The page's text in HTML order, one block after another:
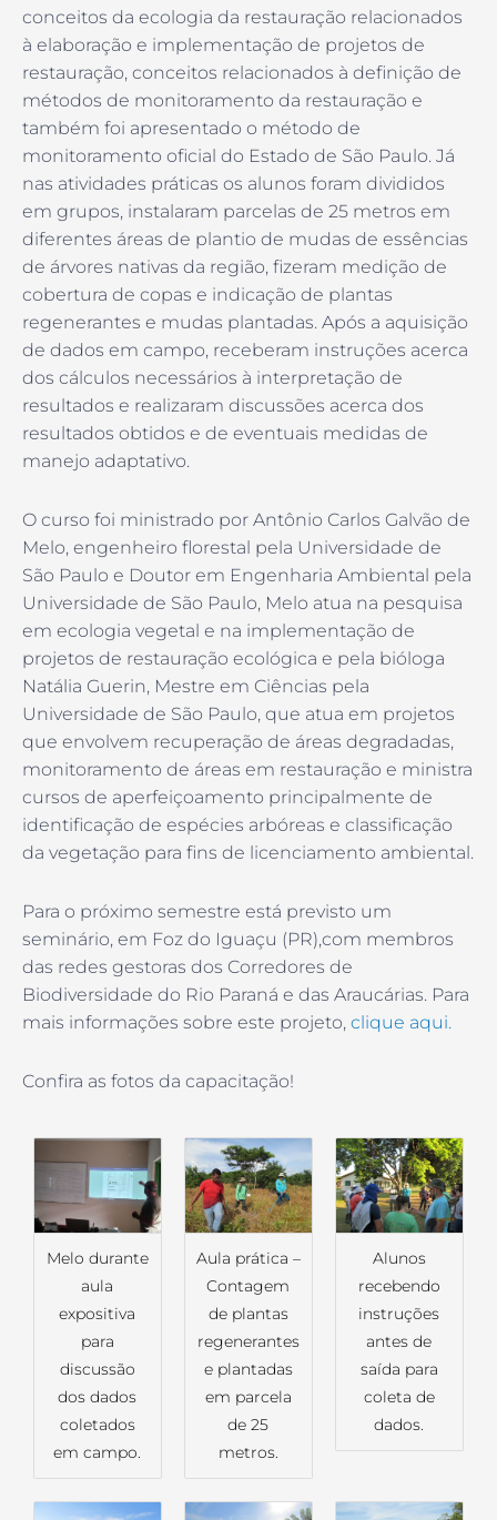
conceitos da ecologia da restauração relacionados
à elaboração e implementação de projetos de
restauração, conceitos relacionados à definição de
métodos de monitoramento da restauração e
também foi apresentado o método de
monitoramento oficial do Estado de São Paulo. Já
nas atividades práticas os alunos foram divididos
em grupos, instalaram parcelas de 25 metros em
diferentes áreas de plantio de mudas de essências
de árvores nativas da região, fizeram medição de
cobertura de copas e indicação de plantas
regenerantes e mudas plantadas. Após a aquisição
de dados em campo, receberam instruções acerca
dos cálculos necessários à interpretação de
resultados e realizaram discussões acerca dos
resultados obtidos e de eventuais medidas de
manejo adaptativo.
O curso foi ministrado por Antônio Carlos Galvão de
Melo, engenheiro florestal pela Universidade de
São Paulo e Doutor em Engenharia Ambiental pela
Universidade de São Paulo, Melo atua na pesquisa
em ecologia vegetal e na implementação de
projetos de restauração ecológica e pela bióloga
Natália Guerin, Mestre em Ciências pela
Universidade de São Paulo, que atua em projetos
que envolvem recuperação de áreas degradadas,
monitoramento de áreas em restauração e ministra
cursos de aperfeiçoamento principalmente de
identificação de espécies arbóreas e classificação
da vegetação para fins de licenciamento ambiental.
Para o próximo semestre está previsto um
seminário, em Foz do Iguaçu (PR),com membros
das redes gestoras dos Corredores de
Biodiversidade do Rio Paraná e das Araucárias. Para
mais informações sobre este projeto, clique aqui.
Confira as fotos da capacitação!
Melo durante
aula
expositiva
para
discussão
dos dados
coletados
em campo.
Aula prática –
Contagem
de plantas
regenerantes
e plantadas
em parcela
de 25
metros.
Alunos
recebendo
instruções
antes de
saída para
coleta de
dados.